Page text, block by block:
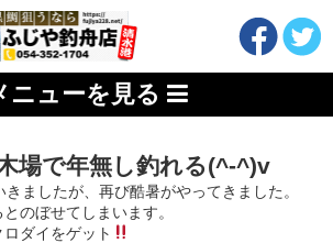
ニューを見る
場で年無し釣れる(^-^)v
ましたが、再び酷暑がやってきました。
のぼせてしまいます。
ダイをゲット